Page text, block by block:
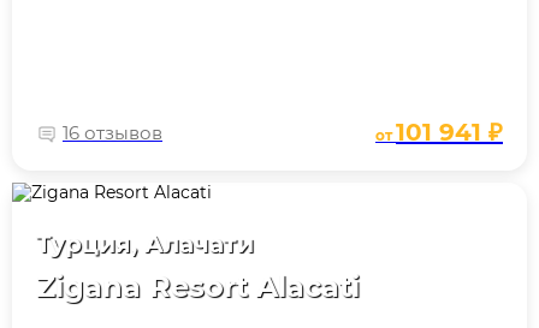
16 отзывов от101 941 ₽
Турция, Алачати
Zigana Resort Alacati